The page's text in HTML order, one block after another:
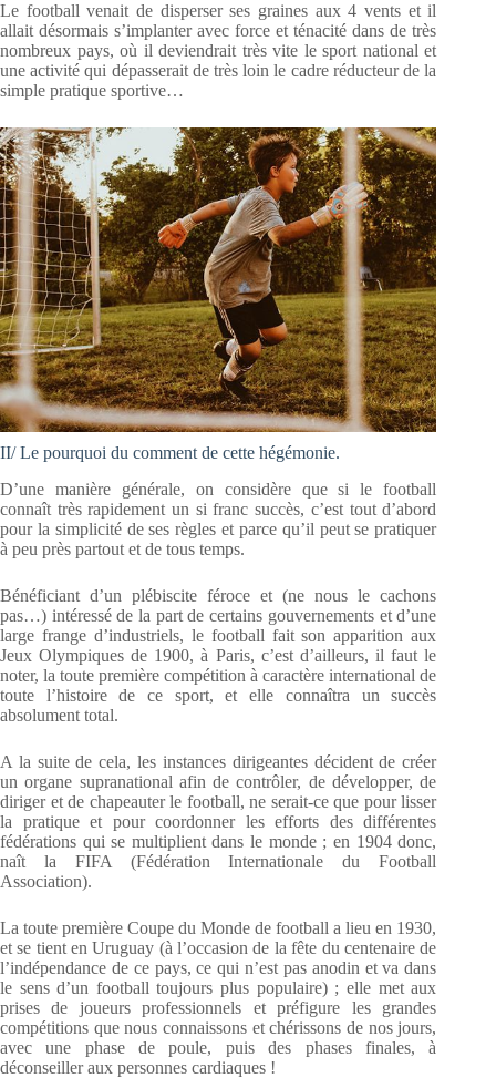
Le football venait de disperser ses graines aux 4 vents et il
allait désormais s’implanter avec force et ténacité dans de très
nombreux pays, où il deviendrait très vite le sport national et
une activité qui dépasserait de très loin le cadre réducteur de la
simple pratique sportive…
II/ Le pourquoi du comment de cette hégémonie.
D’une manière générale, on considère que si le football
connaît très rapidement un si franc succès, c’est tout d’abord
pour la simplicité de ses règles et parce qu’il peut se pratiquer
à peu près partout et de tous temps.
Bénéficiant d’un plébiscite féroce et (ne nous le cachons
pas…) intéressé de la part de certains gouvernements et d’une
large frange d’industriels, le football fait son apparition aux
Jeux Olympiques de 1900, à Paris, c’est d’ailleurs, il faut le
noter, la toute première compétition à caractère international de
toute l’histoire de ce sport, et elle connaîtra un succès
absolument total.
A la suite de cela, les instances dirigeantes décident de créer
un organe supranational afin de contrôler, de développer, de
diriger et de chapeauter le football, ne serait-ce que pour lisser
la pratique et pour coordonner les efforts des différentes
fédérations qui se multiplient dans le monde ; en 1904 donc,
naît la FIFA (Fédération Internationale du Football
Association).
La toute première Coupe du Monde de football a lieu en 1930,
et se tient en Uruguay (à l’occasion de la fête du centenaire de
l’indépendance de ce pays, ce qui n’est pas anodin et va dans
le sens d’un football toujours plus populaire) ; elle met aux
prises de joueurs professionnels et préfigure les grandes
compétitions que nous connaissons et chérissons de nos jours,
avec une phase de poule, puis des phases finales, à
déconseiller aux personnes cardiaques !